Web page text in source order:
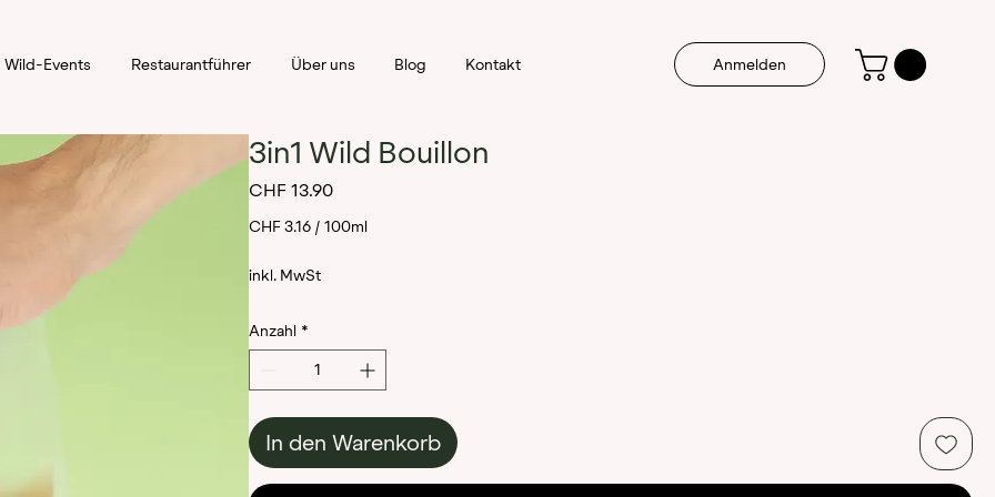
Wild-Events Restaurantführer Über uns Blog Kontakt Anmelden
3in1 Wild Bouillon
CHF 13.90Preis
CHF 3.16 / 100ml
CHF 3.16
100
Milliliter
inkl. MwSt
Anzahl *
In den Warenkorb